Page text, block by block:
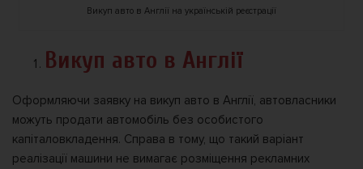
Викуп авто в Англії на українській реєстрації
Викуп авто в Англії
Оформляючи заявку на викуп авто в Англії, автовласники
можуть продати автомобіль без особистого
капіталовкладення. Справа в тому, що такий варіант
реалізації машини не вимагає розміщення рекламних